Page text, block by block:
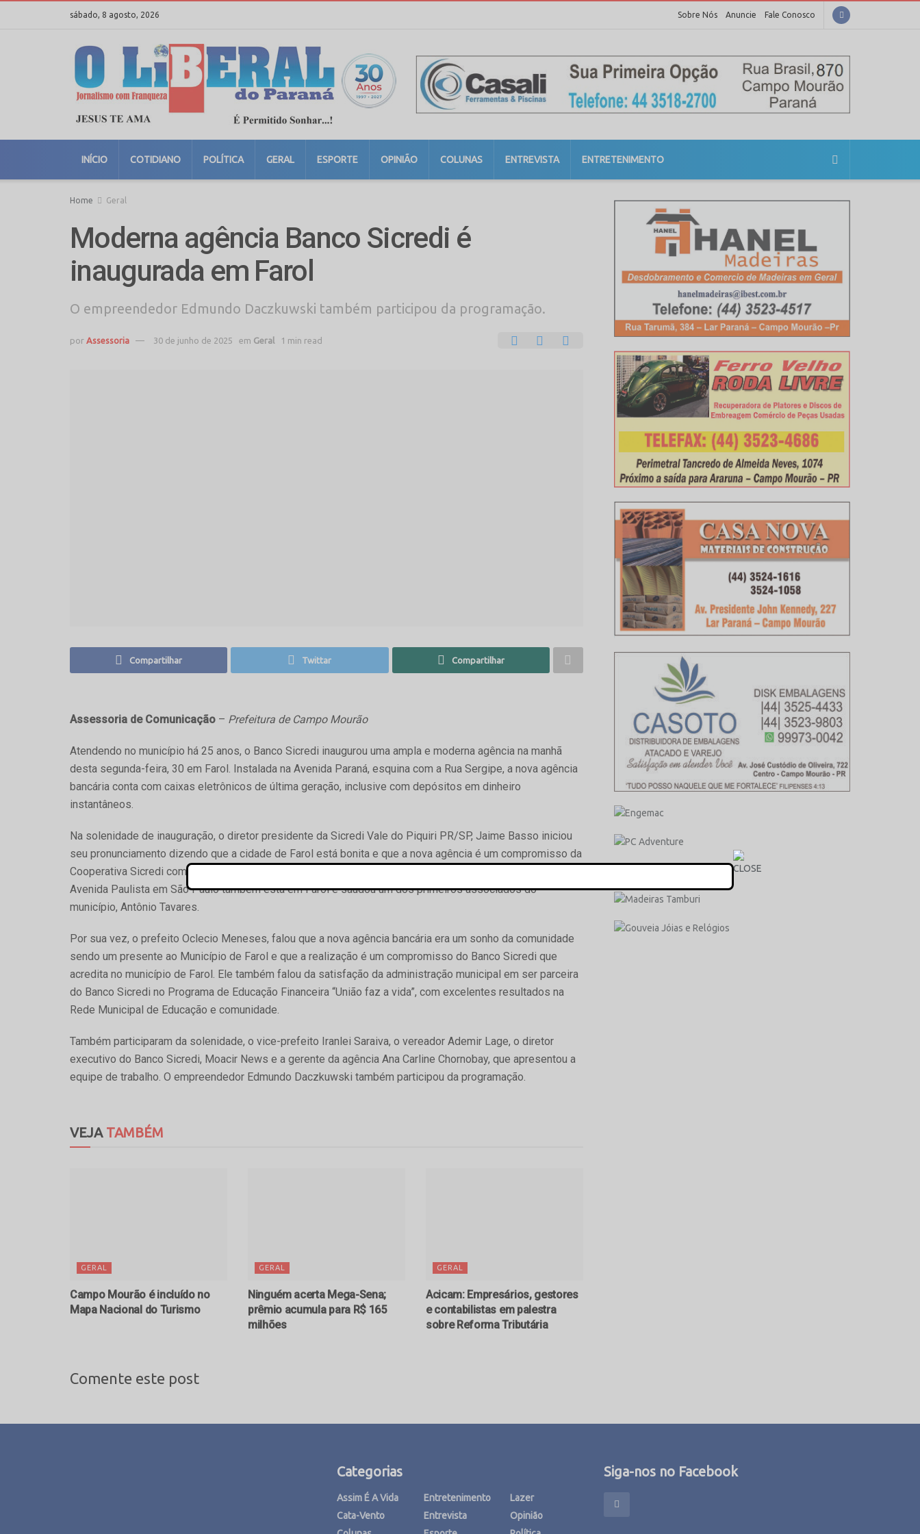
sábado, 8 agosto, 2026 Sobre Nós Anuncie Fale Conosco
INÍCIO COTIDIANO POLÍTICA GERAL ESPORTE OPINIÃO COLUNAS ENTREVISTA ENTRETENIMENTO
Home Geral
Moderna agência Banco Sicredi é
inaugurada em Farol
O empreendedor Edmundo Daczkuwski também participou da programação.
por Assessoria 30 de junho de 2025 em Geral 1 min read
Compartilhar Twittar Compartilhar
Assessoria de Comunicação – Prefeitura de Campo Mourão
Atendendo no município há 25 anos, o Banco Sicredi inaugurou uma ampla e moderna agência na manhã
desta segunda-feira, 30 em Farol. Instalada na Avenida Paraná, esquina com a Rua Sergipe, a nova agência
bancária conta com caixas eletrônicos de última geração, inclusive com depósitos em dinheiro
instantâneos.
Na solenidade de inauguração, o diretor presidente da Sicredi Vale do Piquiri PR/SP, Jaime Basso iniciou
seu pronunciamento dizendo que a cidade de Farol está bonita e que a nova agência é um compromisso da
Cooperativa Sicredi com o desenvolvimento o município. Ele disse que a mesma agência que está na
Avenida Paulista em São Paulo também está em Farol e saudou um dos primeiros associados do
município, Antônio Tavares.
Por sua vez, o prefeito Oclecio Meneses, falou que a nova agência bancária era um sonho da comunidade
sendo um presente ao Município de Farol e que a realização é um compromisso do Banco Sicredi que
acredita no município de Farol. Ele também falou da satisfação da administração municipal em ser parceira
do Banco Sicredi no Programa de Educação Financeira “União faz a vida”, com excelentes resultados na
Rede Municipal de Educação e comunidade.
Também participaram da solenidade, o vice-prefeito Iranlei Saraiva, o vereador Ademir Lage, o diretor
executivo do Banco Sicredi, Moacir News e a gerente da agência Ana Carline Chornobay, que apresentou a
equipe de trabalho. O empreendedor Edmundo Daczkuwski também participou da programação.
VEJATAMBÉM
GERAL
Campo Mourão é incluído no
Mapa Nacional do Turismo
GERAL
Ninguém acerta Mega-Sena;
prêmio acumula para R$ 165
milhões
GERAL
Acicam: Empresários, gestores
e contabilistas em palestra
sobre Reforma Tributária
Comente este post
Categorias
Assim É A Vida
Cata-Vento
Entretenimento
Entrevista
Lazer
Opinião
Siga-nos no Facebook